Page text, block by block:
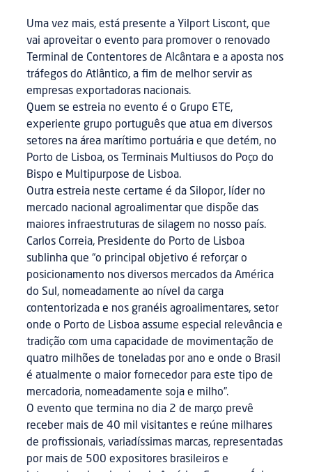
Uma vez mais, está presente a Yilport Liscont, que
vai aproveitar o evento para promover o renovado
Terminal de Contentores de Alcântara e a aposta nos
tráfegos do Atlântico, a fim de melhor servir as
empresas exportadoras nacionais.
Quem se estreia no evento é o Grupo ETE,
experiente grupo português que atua em diversos
setores na área marítimo portuária e que detém, no
Porto de Lisboa, os Terminais Multiusos do Poço do
Bispo e Multipurpose de Lisboa.
Outra estreia neste certame é da Silopor, líder no
mercado nacional agroalimentar que dispõe das
maiores infraestruturas de silagem no nosso país.
Carlos Correia, Presidente do Porto de Lisboa
sublinha que “o principal objetivo é reforçar o
posicionamento nos diversos mercados da América
do Sul, nomeadamente ao nível da carga
contentorizada e nos granéis agroalimentares, setor
onde o Porto de Lisboa assume especial relevância e
tradição com uma capacidade de movimentação de
quatro milhões de toneladas por ano e onde o Brasil
é atualmente o maior fornecedor para este tipo de
mercadoria, nomeadamente soja e milho”.
O evento que termina no dia 2 de março prevê
receber mais de 40 mil visitantes e reúne milhares
de profissionais, variadíssimas marcas, representadas
por mais de 500 expositores brasileiros e